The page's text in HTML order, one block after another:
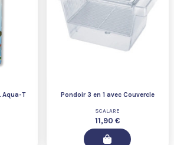
Aqua-T
Pondoir 3 en 1 avec Couvercle
SCALARE
11,90 €